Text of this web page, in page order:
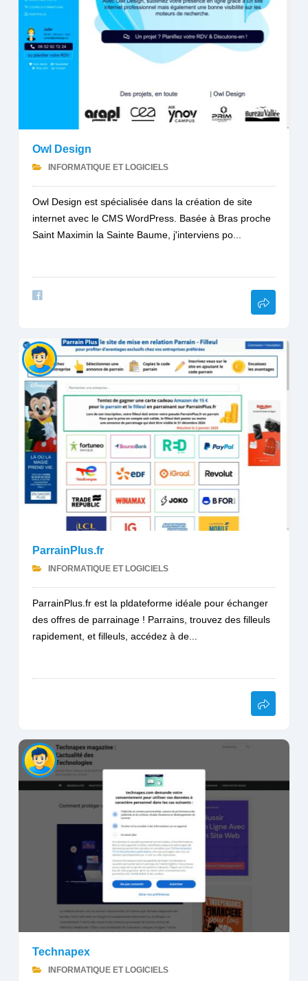
Owl Design
INFORMATIQUE ET LOGICIELS
Owl Design est spécialisée dans la création de site
internet avec le CMS WordPress. Basée à Bras proche
Saint Maximin la Sainte Baume, j'interviens po...
ParrainPlus.fr
INFORMATIQUE ET LOGICIELS
ParrainPlus.fr est la pldateforme idéale pour échanger
des offres de parrainage ! Parrains, trouvez des filleuls
rapidement, et filleuls, accédez à de...
Technapex
INFORMATIQUE ET LOGICIELS